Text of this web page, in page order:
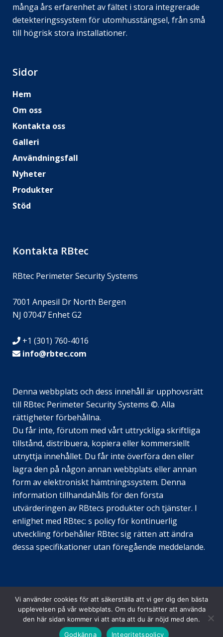
många års erfarenhet av fältet i stora integrerade
detekteringssystem för utomhusstängsel, från små
till högrisk stora installationer.
Sidor
Hem
Om oss
Kontakta oss
Galleri
Användningsfall
Nyheter
Produkter
Stöd
Kontakta RBtec
RBtec Perimeter Security Systems
7001 Anpesil Dr North Bergen
NJ 07047 Enhet G2
+1 (301) 760-4016
info@rbtec.com
Denna webbplats och dess innehåll är upphovsrätt
till RBtec Perimeter Security Systems ©. Alla
rättigheter förbehållna.
Du får inte, förutom med vårt uttryckliga skriftliga
tillstånd, distribuera, kopiera eller kommersiellt
utnyttja innehållet. Du får inte överföra den eller
lagra den på någon annan webbplats eller annan
form av elektroniskt hämtningssystem. Denna
information tillhandahålls för den första
utvärderingen av RBtecs produkter och tjänster. I
enlighet med RBtec: s policy för kontinuerlig
utveckling förbehåller RBtec sig rätten att ändra
dessa specifikationer utan föregående meddelande.
© Copyright RBtec Perimeter Security Systems2026
Alla rättigheter förbehållna.
EN
ES
FR
IT
NL
PL
EL
TR
DE_DE
EN_GB
JA
Vi använder cookies för att säkerställa att vi ger dig den bästa
upplevelsen på vår webbplats. Om du fortsätter att använda
den här sidan kommer vi att anta att du är nöjd med den.
Godkänna
Integritetspolicy